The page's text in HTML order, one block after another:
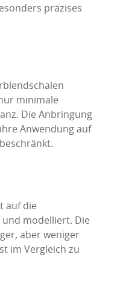
präzises
minimale
Die Anbringung
Anwendung auf
auf die
modelliert. Die
aber weniger
im Vergleich zu